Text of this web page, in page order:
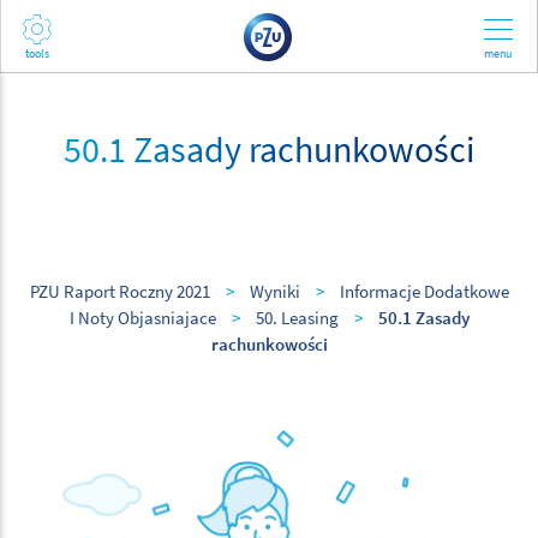
50.1 Zasady rachunkowości
PZU Raport Roczny 2021 > Wyniki >
Informacje Dodatkowe
I Noty Objasniajace
> 50. Leasing >
50.1 Zasady
rachunkowości